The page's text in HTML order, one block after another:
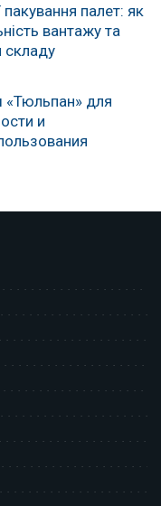
пакування палет: як
вантажу та
складу
для
и